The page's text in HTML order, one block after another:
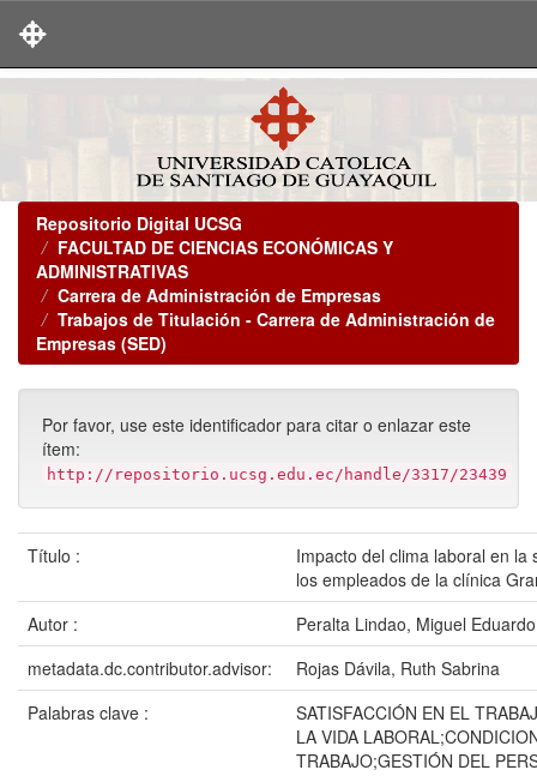
Repositorio Digital UCSG
FACULTAD DE CIENCIAS ECONÓMICAS Y
ADMINISTRATIVAS
Carrera de Administración de Empresas
Trabajos de Titulación - Carrera de Administración de
Empresas (SED)
Por favor, use este identificador para citar o enlazar este
ítem:
http://repositorio.ucsg.edu.ec/handle/3317/23439
Título :
Impacto del clima laboral en la
los empleados de la clínica
Autor :
Peralta Lindao, Miguel Eduardo
metadata.dc.contributor.advisor:
Rojas Dávila, Ruth Sabrina
Palabras clave :
SATISFACCIÓN EN EL
LA VIDA
TRABAJO;GESTIÓN DEL